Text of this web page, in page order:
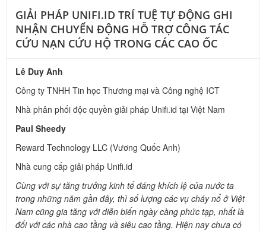
GIẢI PHÁP UNIFI.ID TRÍ TUỆ TỰ ĐỘNG GHI
NHẬN CHUYỂN ĐỘNG HỖ TRỢ CÔNG TÁC
CỨU NẠN CỨU HỘ TRONG CÁC CAO ỐC
Lê Duy Anh
Công ty TNHH Tin học Thương mại và Công nghệ ICT
Nhà phân phối độc quyền giải pháp Unifi.id tại Việt Nam
Paul Sheedy
Reward Technology LLC (Vương Quốc Anh)
Nhà cung cấp giải pháp Unifi.id
Cùng với sự tăng trưởng kinh tế đáng khích lệ của nước ta
trong những năm gần đây, thì số lượng các vụ cháy nổ ở Việt
Nam cũng gia tăng với diễn biến ngày càng phức tạp, nhất là
đối với các nhà cao tầng và siêu cao tầng. Hiện nay chưa có